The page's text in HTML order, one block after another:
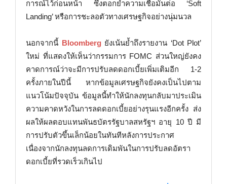
การณ์ไว้ก่อนหน้า ซึ่งตอกย้ำความเชื่อมั่นต่อ ‘Soft
Landing’ หรือการชะลอตัวทางเศรษฐกิจอย่างนุ่มนวล
นอกจากนี้ Bloombergยังเน้นย้ำถึงรายงาน ‘Dot Plot’
ใหม่ ที่แสดงให้เห็นว่ากรรมการ FOMC ส่วนใหญ่ยังคง
คาดการณ์ว่าจะมีการปรับลดดอกเบี้ยเพิ่มเติมอีก 1-2
ครั้งภายในปีนี้ หากข้อมูลเศรษฐกิจยังคงเป็นไปตาม
แนวโน้มปัจจุบัน ข้อมูลนี้ทำให้นักลงทุนกลับมาประเมิน
ความคาดหวังในการลดดอกเบี้ยอย่างรุนแรงอีกครั้ง ส่ง
ผลให้ผลตอบแทนพันธบัตรรัฐบาลสหรัฐฯ อายุ 10 ปี มี
การปรับตัวขึ้นเล็กน้อยในทันทีหลังการประกาศ
เนื่องจากนักลงทุนลดการเดิมพันในการปรับลดอัตรา
ดอกเบี้ยที่รวดเร็วเกินไป